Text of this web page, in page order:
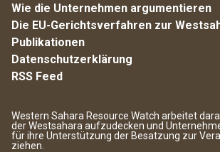
Wie die Unternehmen argumentieren
Die EU-Gerichtsverfahren zur
Publikationen
Datenschutzerklärung
RSS Feed
Western Sahara Resource Watch arbeitet
der Westsahara aufzudecken und
für ihre Unterstützung der Besatzung zur
ziehen.